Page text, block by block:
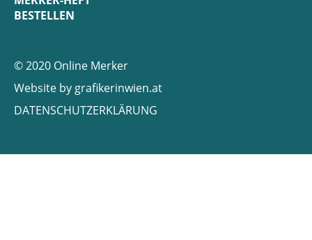
BESTELLEN
© 2020 Online Merker
Website by grafikerinwien.at
DATENSCHUTZERKLÄRUNG